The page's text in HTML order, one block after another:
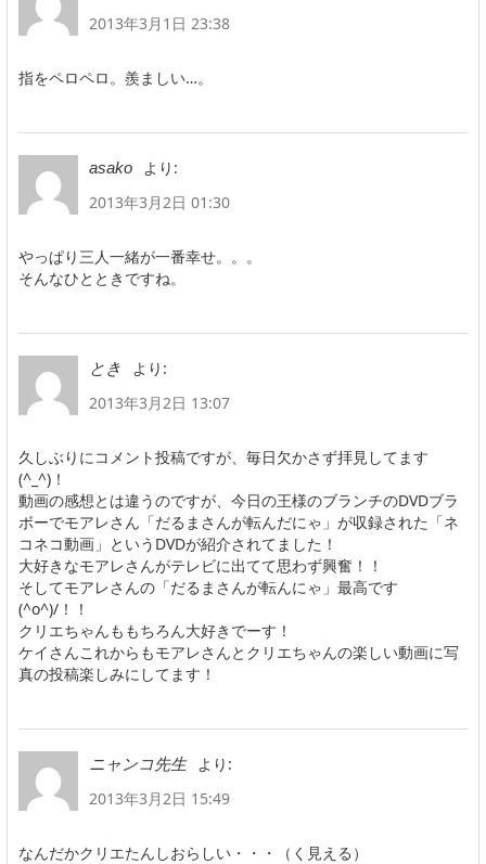
2013年3月1日 23:38
指をペロペロ。羨ましい…。
asako
より:
2013年3月2日 01:30
やっぱり三人一緒が一番幸せ。。。
そんなひとときですね。
とき
より:
2013年3月2日 13:07
久しぶりにコメント投稿ですが、毎日欠かさず拝見してます
(^_^)！
動画の感想とは違うのですが、今日の王様のブランチのDVDブラ
ボーでモアレさん「だるまさんが転んだにゃ」が収録された「ネ
コネコ動画」というDVDが紹介されてました！
大好きなモアレさんがテレビに出てて思わず興奮！！
そしてモアレさんの「だるまさんが転んにゃ」最高です
(^o^)/！！
クリエちゃんももちろん大好きでーす！
ケイさんこれからもモアレさんとクリエちゃんの楽しい動画に写
真の投稿楽しみにしてます！
ニャンコ先生
より:
2013年3月2日 15:49
なんだかクリエたんしおらしい・・・（く見える）